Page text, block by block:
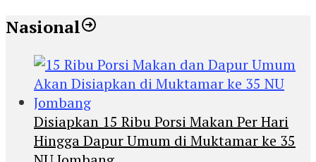
Nasional
Disiapkan 15 Ribu Porsi Makan Per Hari
Hingga Dapur Umum di Muktamar ke 35